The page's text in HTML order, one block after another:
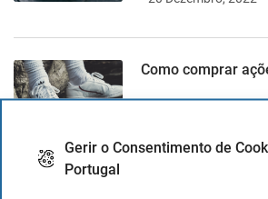
Gerir o Consentimento de
Portugal
Como comprar